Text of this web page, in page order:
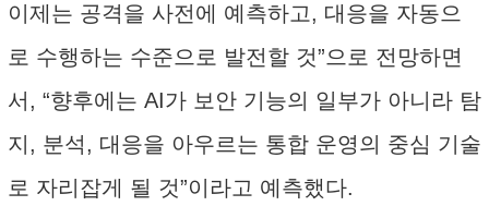
이제는 공격을 사전에 예측하고, 대응을 자동으
로 수행하는 수준으로 발전할 것”으로 전망하면
서, “향후에는 AI가 보안 기능의 일부가 아니라 탐
지, 분석, 대응을 아우르는 통합 운영의 중심 기술
로 자리잡게 될 것”이라고 예측했다.